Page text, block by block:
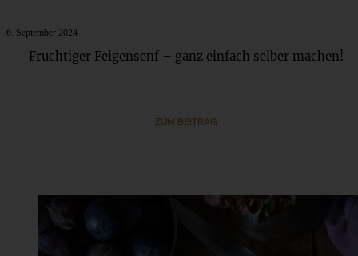
6. September 2024
ZUM BEITRAG
Fruchtiger Feigensenf – ganz einfach selber machen!